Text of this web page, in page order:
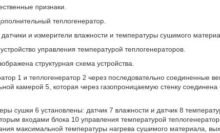
признаки.
теплогенератор.
и измерители влажности и температуры сушимого
управления температурой теплогенераторов.
структурная схема устройства.
1 и теплогенератор 2 через последовательно соединенные
камерой 5, которая через газопроницаемую стенку
сушки 6 установлены: датчик 7 влажности и датчик 8
входами блока 10 управления температурой
максимальной температуры нагрева сушимого материала,